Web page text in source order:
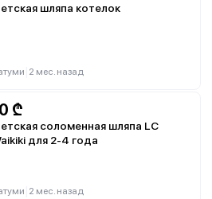
шляпа котелок
2 мес. назад
₾
соломенная шляпа LC
для 2-4 года
2 мес. назад